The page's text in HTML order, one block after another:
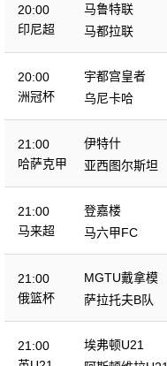
20:00
印尼超
马鲁特联
马都拉联
20:00
洲冠杯
宇都宫皇者
乌尼卡哈
21:00
哈萨克甲
伊特什
亚西图尔斯坦
21:00
马来超
登嘉楼
马六甲FC
21:00
俄篮杯
MGTU戴拿模
萨拉托夫B队
21:00
埃弗顿U21